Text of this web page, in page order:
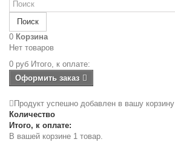
Поиск
0 Корзина
Нет товаров
0 руб Итого, к оплате:
Оформить заказ
Продукт успешно добавлен в вашу корзину
Количество
Итого, к оплате:
В вашей корзине 1 товар.